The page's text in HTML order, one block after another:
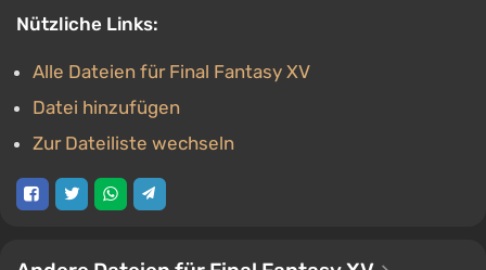
Nützliche Links:
Alle Dateien für Final Fantasy XV
Datei hinzufügen
Zur Dateiliste wechseln